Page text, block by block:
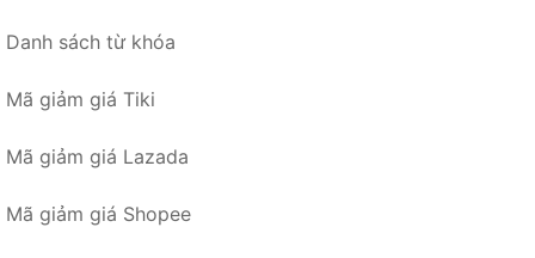
Danh sách từ khóa
Mã giảm giá Tiki
Mã giảm giá Lazada
Mã giảm giá Shopee